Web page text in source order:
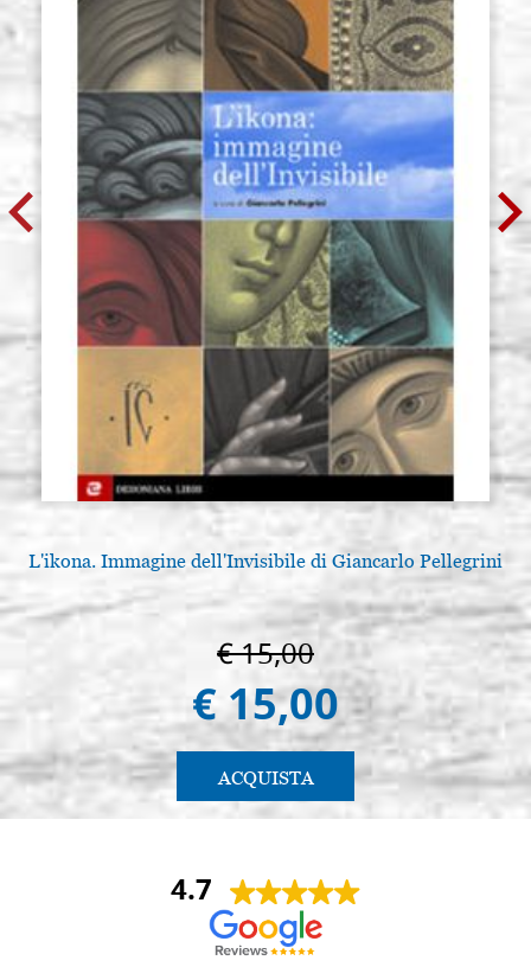
L'ikona. Immagine dell'Invisibile di Giancarlo Pellegrini
€ 15,00
€ 15,00
ACQUISTA
4.7